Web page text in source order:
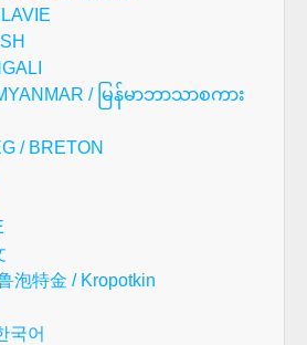
/ မြန်မာဘာသာစကား
/ BRETON
泡特金 / Kropotkin
국어